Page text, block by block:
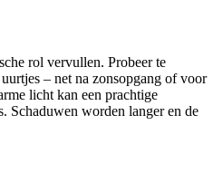
rol vervullen. Probeer te
– net na zonsopgang of voor
licht kan een prachtige
Schaduwen worden langer en de